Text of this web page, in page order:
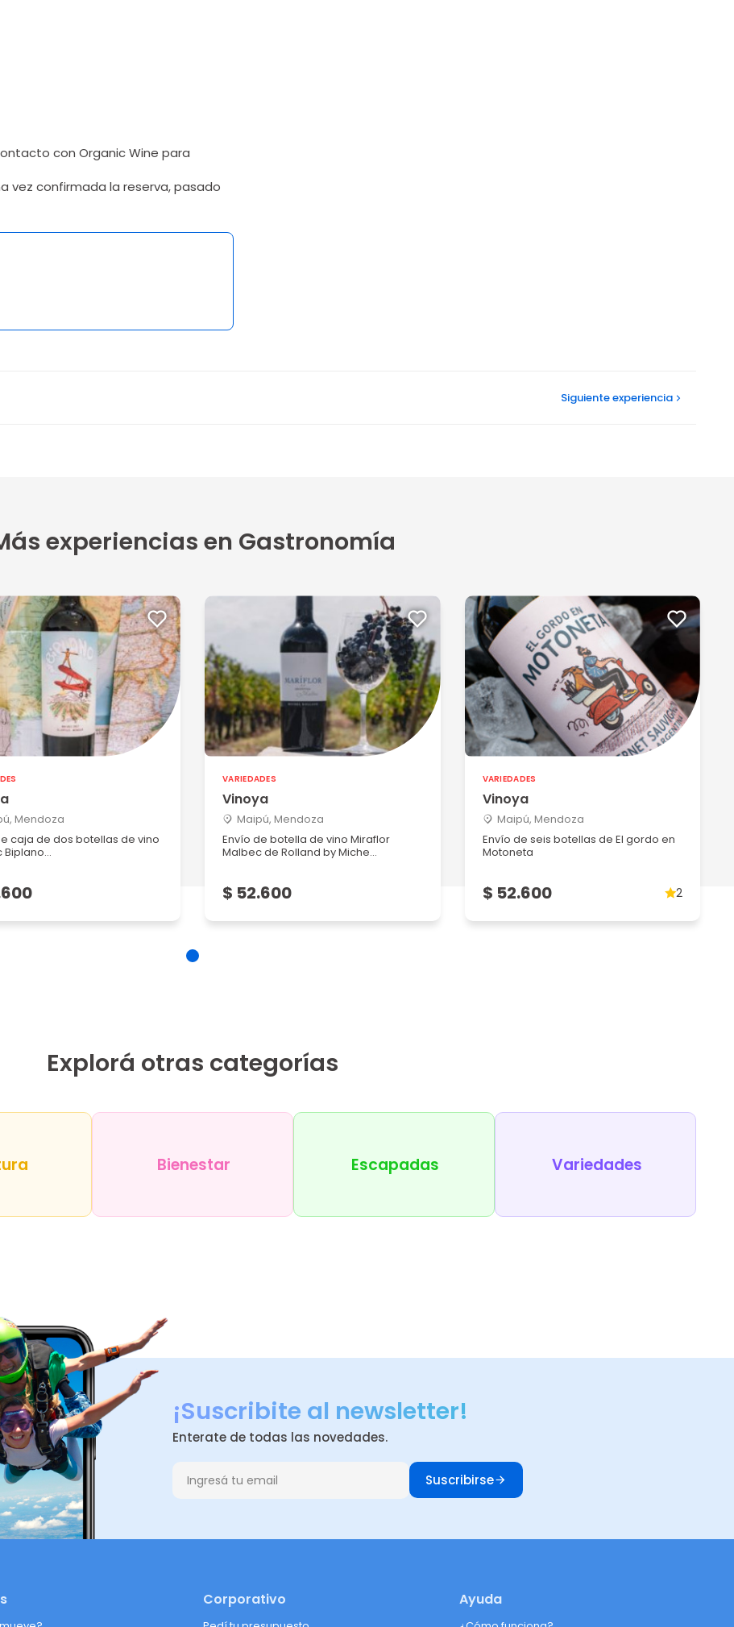
con Organic Wine para
vez confirmada la reserva, pasado
Siguienteexperiencia
experiencias en Gastronomía
Mendoza
caja de dos botellas de vino
VARIEDADES
Vinoya
Maipú, Mendoza
Envío de botella de vino Miraflor
Malbec de Rolland by Miche...
$ 52.600
VARIEDADES
Vinoya
Maipú, Mendoza
Envío de seis botellas de El gordo en
Motoneta
$ 52.600 2
Explorá otras categorías
Bienestar Escapadas Variedades
¡Suscribite al newsletter!
Enterate de todas las novedades.
Suscribirse
Corporativo Ayuda